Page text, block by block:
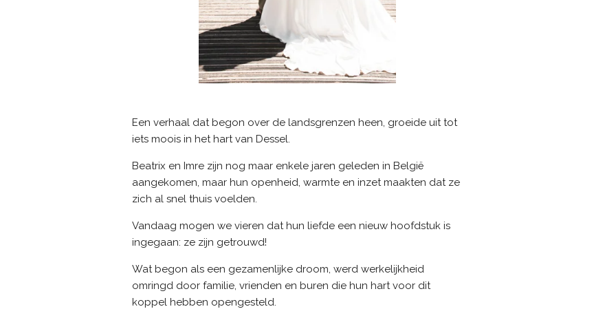
Een verhaal dat begon over de landsgrenzen heen, groeide uit tot
iets moois in het hart van Dessel.
Beatrix en Imre zijn nog maar enkele jaren geleden in België
aangekomen, maar hun openheid, warmte en inzet maakten dat ze
zich al snel thuis voelden.
Vandaag mogen we vieren dat hun liefde een nieuw hoofdstuk is
ingegaan: ze zijn getrouwd!
Wat begon als een gezamenlijke droom, werd werkelijkheid
omringd door familie, vrienden en buren die hun hart voor dit
koppel hebben opengesteld.